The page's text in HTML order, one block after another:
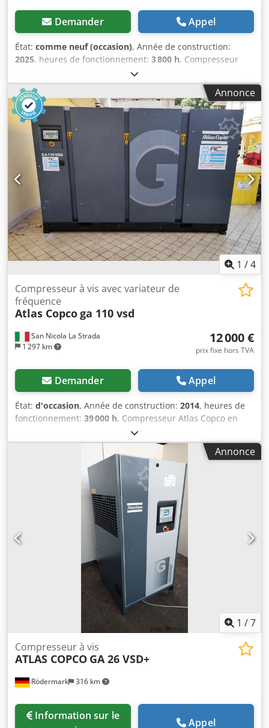
Demander Appel
État: comme neuf (occasion), Année de construction:
2025, heures de fonctionnement: 3 800 h, Compresseur
Atlas Copco (machine de démonstration). État équivalent
au neuf. Nous sommes concessionnaires officiels Atlas
Copco. Le compresseur sera livré après révision et prêt à
l'emploi. Prix catalogue national neuf : 51 569 euros.
Caractéristiques principales : Chsdpfxjzdf Ime Akroa
Pression maximale : 10 bars Puissance : 30 kW / 40 ch
Débit : 6540 litres/min
Annonce
1 /4
San Nicola La Strada
1 297 km
Compresseur à vis avec variateur de
fréquence
Atlas Copcoga 110 vsd
12 000 €
prix fixe hors TVA
Demander Appel
État: d'occasion, Année de construction: 2014, heures de
fonctionnement: 39 000 h, Compresseur Atlas Copco en
parfait état de fonctionnement et silencieux (nous sommes
concessionnaires agréés). Chjdjzc Hmhjpfx Akrja
Caractéristiques principales : Pression maximale : 10 bars
Débit : 19 200 litres/minute Puissance : 110 kW / 150 ch
Annonce
1 /7
Rödermark 316 km
Compresseur à vis
ATLAS COPCO GA 26 VSD+
Appel